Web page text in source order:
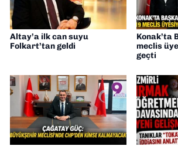
Altay’a ilk can suyu
Folkart’tan geldi
Konak’ta
meclis
geçti